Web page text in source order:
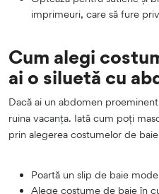
imprimeuri, care să fure
Cum alegi
ai o siluetă cu
Dacă ai un abdomen
ruina vacanța. Iată cum poți
prin alegerea costumelor de
Poartă un slip de baie
Alege costume de baie în